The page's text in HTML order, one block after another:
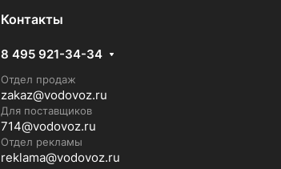
Контакты
8 495 921-34-34
Отдел продаж
zakaz@vodovoz.ru
Для поставщиков
714@vodovoz.ru
Отдел рекламы
reklama@vodovoz.ru